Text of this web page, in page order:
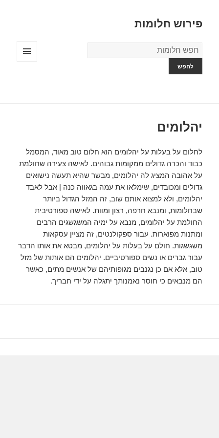
פירוש חלומות
מילון
החלומות
יהלומים
לחלום על בעלות על יהלומים הוא חלום טוב מאוד, המסמל
כבוד והכרה גדולים ממקומות גבוהים. לאישה צעירה שחולמת
על אהובה המציג לה יהלומים, מבשר שהיא תעשה נישואים
גדולים ומכובדים, שימלאו את עמה בגאווה כנה | אבל לאבד
יהלומים, ולא למצוא אותם שוב, זה המזל הגדול ביותר
שבחלומות, ומנבא חרפה, רצון ומוות. לאישה ספורטיבית
החולמת על יהלומים, מנבא על ימיה המשגשגים הרבים
ומתנות מפוארות. עבור ספקולנטים, זה מציין עסקאות
משגשגות. חולם על בעלות על יהלומים, מבטא את אותו הדבר
עבור גברים או נשים ספורטיביים. יהלומים הם אותות של מזל
טוב, אלא אם כן נגנבים מגופותיהם של אנשים מתים, כאשר
הם מנבאים כי חוסר נאמנותך יתגלה על ידי חבריך.